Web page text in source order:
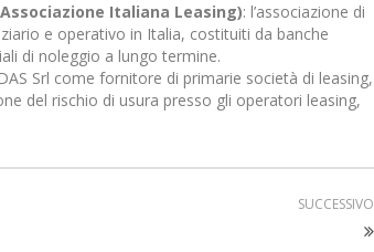
Italiana Leasing): l’associazione di
e operativo in Italia, costituiti da banche
di noleggio a lungo termine.
Srl come fornitore di primarie società di leasing,
del rischio di usura presso gli operatori leasing,
SUCCESSIVO